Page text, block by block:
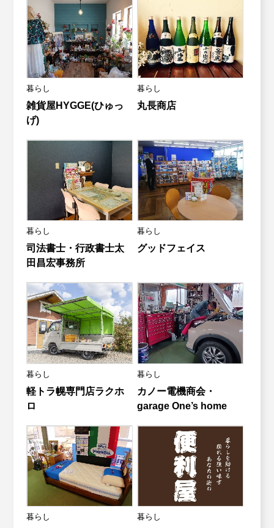
暮らし
雑貨屋HYGGE(ひゅっ
げ)
暮らし
丸長商店
暮らし
司法書士・行政書士太
田昌宏事務所
暮らし
グッドフェイス
暮らし
軽トラ幌専門店ラクホ
ロ
暮らし
カノー電機商会・
garage One’s home
暮らし 暮らし